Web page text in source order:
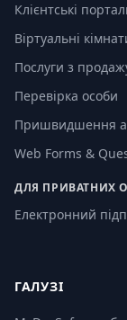
Клієнтські
Віртуальні
Послуги з
Перевірка особи
Пришвидшення
Web Forms &
ДЛЯ ПРИВАТНИХ
Електронний
ГАЛУЗІ